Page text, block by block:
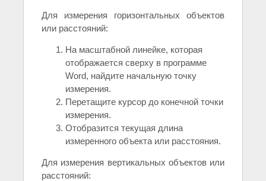
Для измерения горизонтальных объектов
или расстояний:
На масштабной линейке, которая
отображается сверху в программе
Word, найдите начальную точку
измерения.
Перетащите курсор до конечной точки
измерения.
Отобразится текущая длина
измеренного объекта или расстояния.
Для измерения вертикальных объектов или
расстояний: